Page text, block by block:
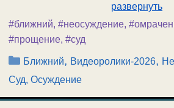
развернуть
#ближний, #неосуждение,
#прощение, #суд
Рубрики
Ближний, Видеоролики-2026,
Суд, Осуждение